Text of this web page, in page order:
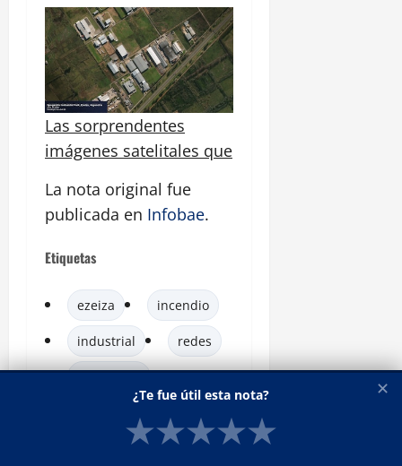
Las sorprendentes
imágenes satelitales que
La nota original fue
publicada en Infobae.
Etiquetas
ezeiza incendio
industrial redes
spegazzini
¿Te fue útil esta nota?
✕
¿Te fue útil esta nota?
★★★★★